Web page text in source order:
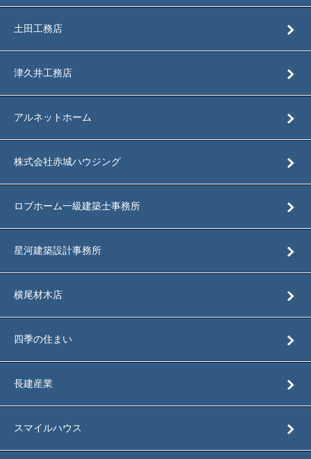
土田工務店
津久井工務店
アルネットホーム
株式会社赤城ハウジング
ロブホーム一級建築士事務所
星河建築設計事務所
横尾材木店
四季の住まい
長建産業
スマイルハウス